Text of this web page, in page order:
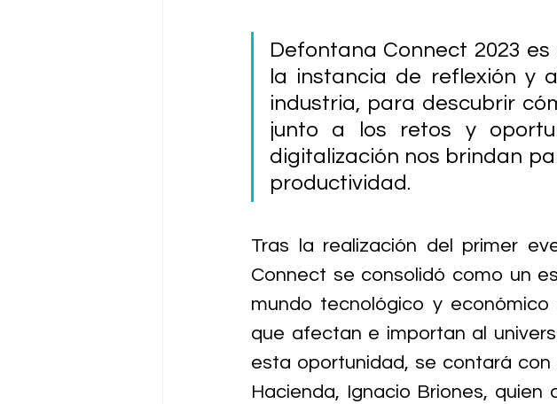
Defontana Connect 2023
la instancia de reflexión y
industria, para descubrir
junto a los retos y
digitalización nos brindan
productividad.
Tras la realización del primer
Connect se consolidó como un
mundo tecnológico y
que afectan e importan al
esta oportunidad, se contará
Hacienda, Ignacio Briones, quien